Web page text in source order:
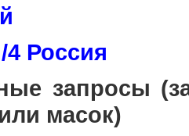
Россия
запросы
масок)